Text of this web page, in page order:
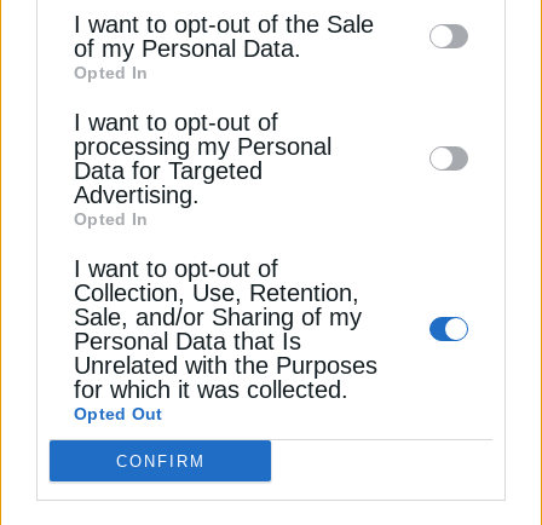
information may also be disclosed by us to
third parties on theIAB’s List of
Downstream Participants
disclose it to other third parties.
I want to opt-out of the Sale
of my Personal Data.
Opted In
I want to opt-out of
processing my Personal
Data for Targeted
Advertising.
Opted In
I want to opt-out of
Collection, Use, Retention,
Sale, and/or Sharing of my
Personal Data that Is
Unrelated with the Purposes
for which it was collected.
Opted Out
CONFIRM
Μυλωνάς: 5 δισ. από τις τράπεζες
για την ενέργεια και το κλίμα
Ο τραπεζικός κλάδος θα διαθέσει σε χορηγήσεις
περίπου 30 δισ. ευρώ σε διάστημα 6 ετών ή 5 δισ.
ευρώ ετησίως, σύμφωνα με τον κ....
01
ΠΕΡΙΒΑΛΛΟΝ
Παπασταύρου: 1,4 εκατ. για την
ενεργειακή αναβάθμιση του